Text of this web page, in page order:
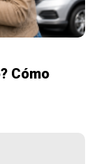
Cómo